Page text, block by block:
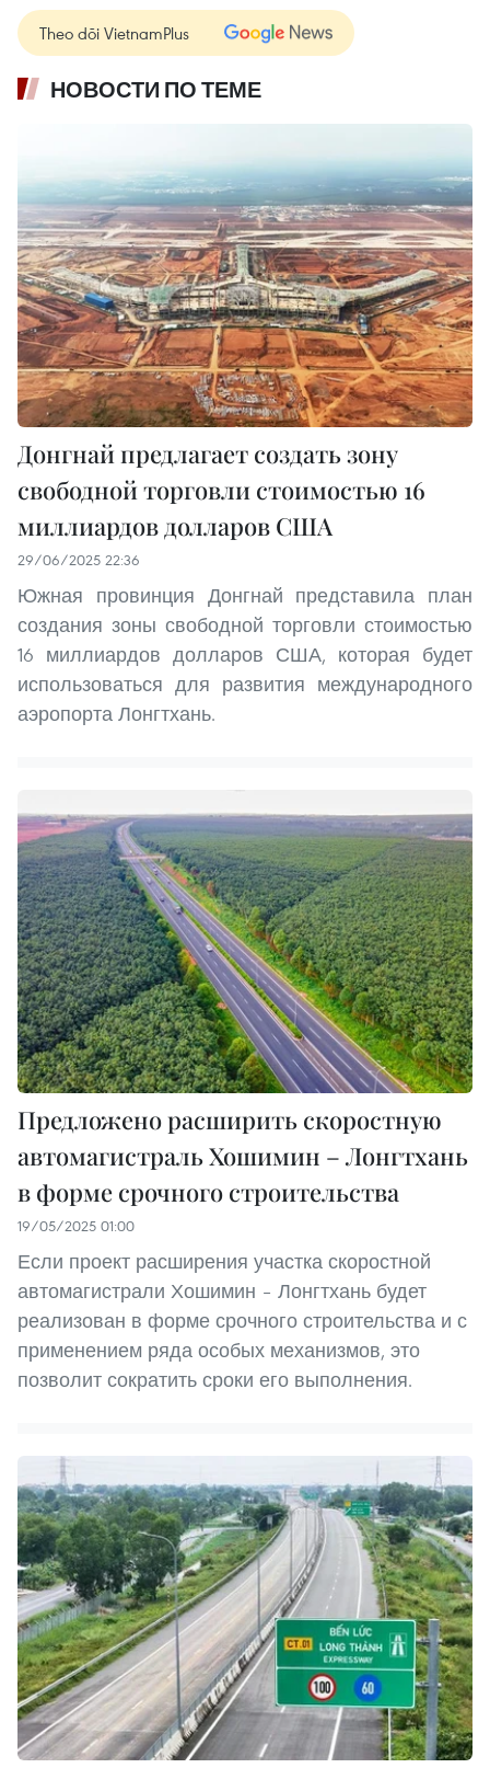
Theo dõi VietnamPlus
НОВОСТИ ПО ТЕМЕ
Донгнай предлагает создать зону
свободной торговли стоимостью 16
миллиардов долларов США
29/06/2025 22:36
Южная провинция Донгнай представила план
создания зоны свободной торговли стоимостью
16 миллиардов долларов США, которая будет
использоваться для развития международного
аэропорта Лонгтхань.
Предложено расширить скоростную
автомагистраль Хошимин – Лонгтхань
в форме срочного строительства
19/05/2025 01:00
Если проект расширения участка скоростной
автомагистрали Хошимин – Лонгтхань будет
реализован в форме срочного строительства и с
применением ряда особых механизмов, это
позволит сократить сроки его выполнения.